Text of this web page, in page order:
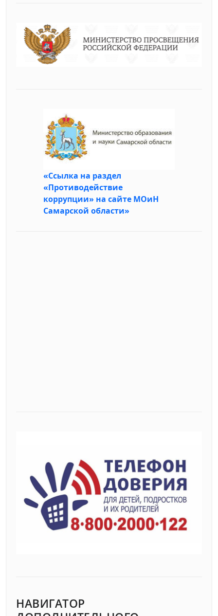
«Ссылка на раздел
«Противодействие
коррупции» на сайте МОиН
Самарской области»
НАВИГАТОР